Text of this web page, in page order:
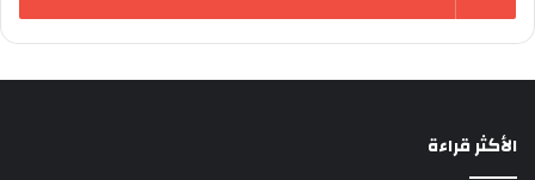
الأكثر قراءة